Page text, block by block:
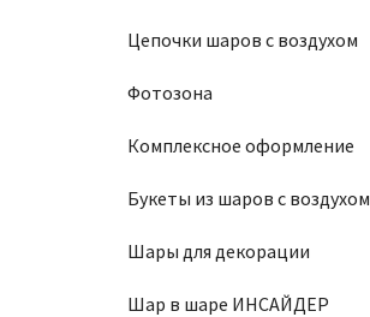
Цепочки шаров с воздухом
Фотозона
Комплексное оформление
Букеты из шаров с воздухом
Шары для декорации
Шар в шаре ИНСАЙДЕР